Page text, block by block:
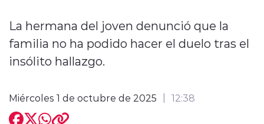
Entrevistas
La hermana del joven denunció que la
familia no ha podido hacer el duelo tras el
insólito hallazgo.
Miércoles 1 de octubre de 2025 12:38